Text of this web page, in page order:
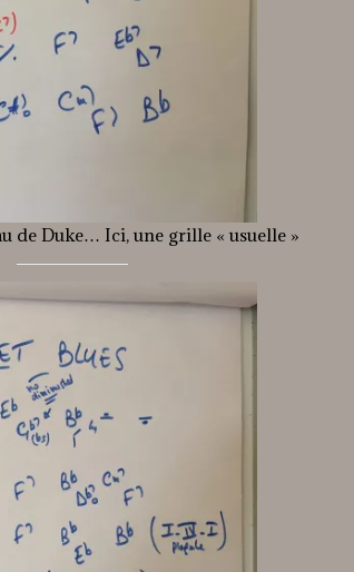
de Duke… Ici, une grille « usuelle »